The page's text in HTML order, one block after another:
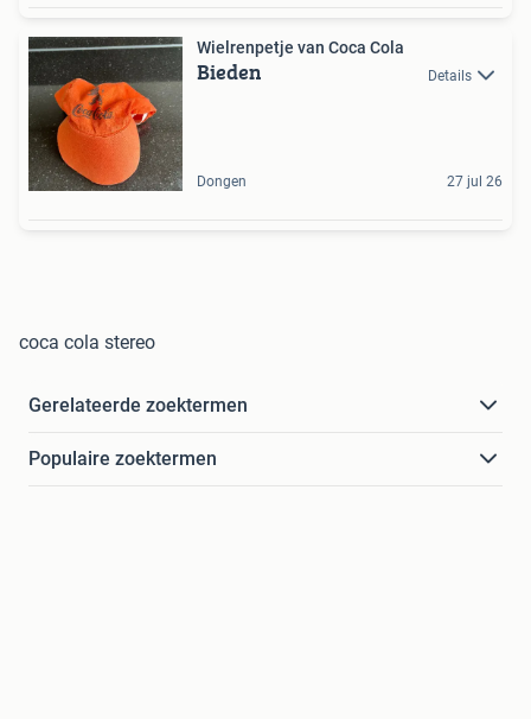
Wielrenpetje van Coca Cola
Bieden Details
Dongen 27 jul 26
coca cola stereo
Gerelateerde zoektermen
Populaire zoektermen